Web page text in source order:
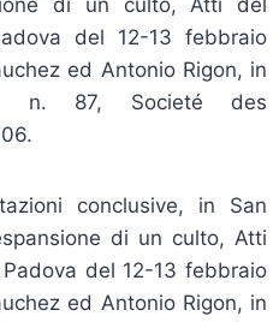
di un culto, Atti del
del 12-13 febbraio
ed Antonio Rigon, in
n. 87, Societé des
conclusive, in San
di un culto, Atti
del 12-13 febbraio
ed Antonio Rigon, in